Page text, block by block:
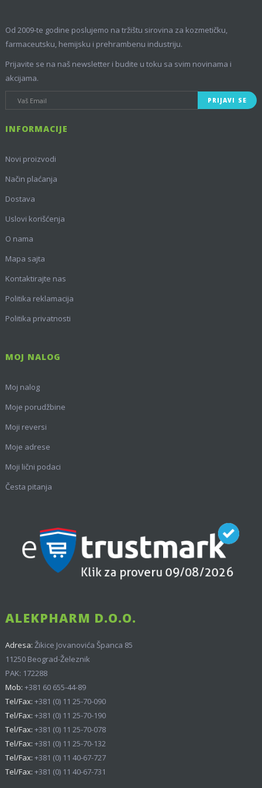
Od 2009-te godine poslujemo na tržištu sirovina za kozmetičku,
farmaceutsku, hemijsku i prehrambenu industriju.
Prijavite se na naš newsletter i budite u toku sa svim novinama i
akcijama.
PRIJAVI SE
INFORMACIJE
Novi proizvodi
Način plaćanja
Dostava
Uslovi korišćenja
O nama
Mapa sajta
Kontaktirajte nas
Politika reklamacija
Politika privatnosti
MOJ NALOG
Moj nalog
Moje porudžbine
Moji reversi
Moje adrese
Moji lični podaci
Česta pitanja
ALEKPHARM D.O.O.
Adresa: Žikice Jovanovića Španca 85
11250 Beograd-Železnik
PAK: 172288
Mob: +381 60 655-44-89
Tel/Fax: +381 (0) 11 25-70-090
Tel/Fax: +381 (0) 11 25-70-190
Tel/Fax: +381 (0) 11 25-70-078
Tel/Fax: +381 (0) 11 25-70-132
Tel/Fax: +381 (0) 11 40-67-727
Tel/Fax: +381 (0) 11 40-67-731